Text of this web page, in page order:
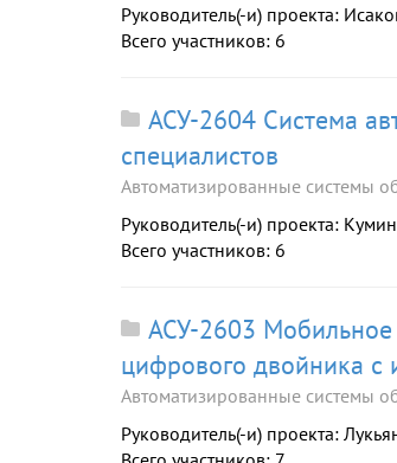
Руководитель(-и) проекта:
Всего участников: 6
АСУ-2604 Система
специалистов
Автоматизированные системы
Руководитель(-и) проекта:
Всего участников: 6
АСУ-2603 Мобильное
цифрового двойника с
Автоматизированные системы
Руководитель(-и) проекта: